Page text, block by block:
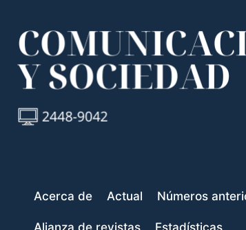
Acerca de Actual Números
Alianza de revistas Estadísticas